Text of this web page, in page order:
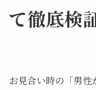
て徹底検
お見合い時の「男性